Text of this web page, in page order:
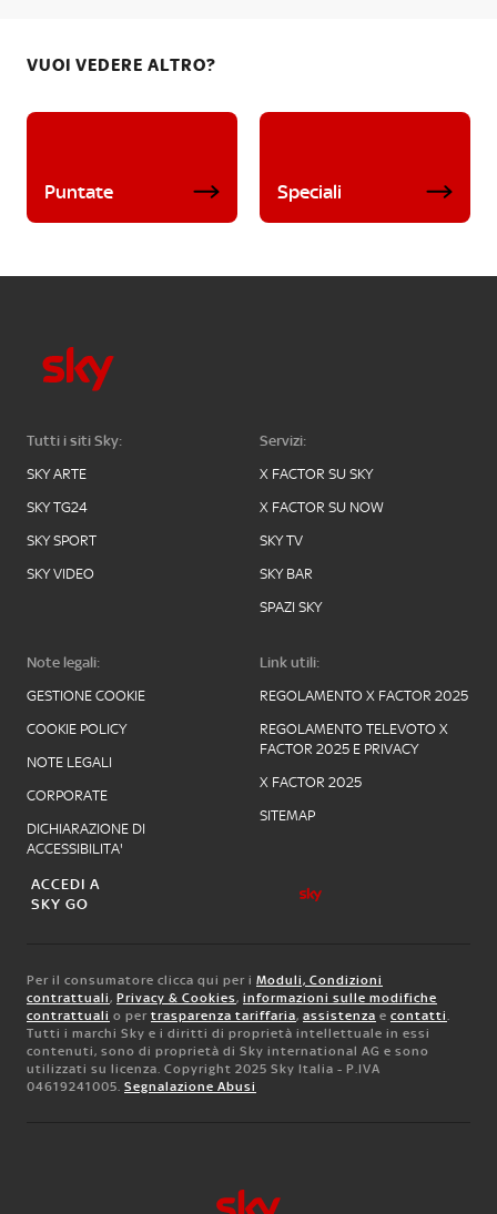
VUOI VEDERE ALTRO?
Puntate Speciali
Tutti i siti Sky:
SKY ARTE
SKY TG24
SKY SPORT
SKY VIDEO
Servizi:
X FACTOR SU SKY
X FACTOR SU NOW
SKY TV
SKY BAR
SPAZI SKY
Note legali:
GESTIONE COOKIE
COOKIE POLICY
NOTE LEGALI
CORPORATE
DICHIARAZIONE DI
ACCESSIBILITA'
Link utili:
REGOLAMENTO X FACTOR 2025
REGOLAMENTO TELEVOTO X
FACTOR 2025 E PRIVACY
X FACTOR 2025
SITEMAP
ACCEDI A
SKY GO
Per il consumatore clicca qui per i Moduli, Condizioni
contrattuali, Privacy & Cookies, informazioni sulle modifiche
contrattuali o per trasparenza tariffaria, assistenza e contatti.
Tutti i marchi Sky e i diritti di proprietà intellettuale in essi
contenuti, sono di proprietà di Sky international AG e sono
utilizzati su licenza. Copyright 2025 Sky Italia - P.IVA
04619241005. Segnalazione Abusi